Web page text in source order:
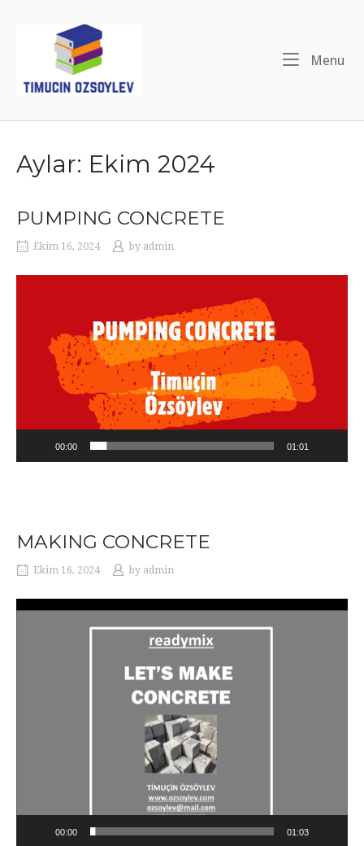
Menu
Aylar: Ekim 2024
PUMPING CONCRETE
Ekim 16, 2024 by admin
00:00 01:01
MAKING CONCRETE
Ekim 16, 2024 by admin
Video
00:00 01:03